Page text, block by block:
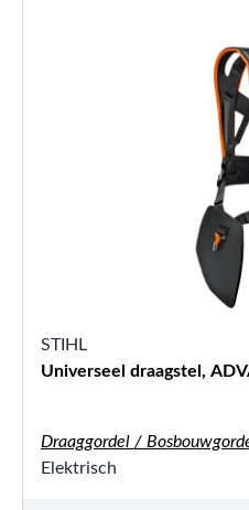
STIHL
Universeel draagstel,
Draaggordel /
Elektrisch